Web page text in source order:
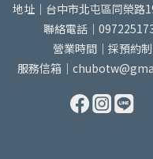
地址｜台中市北屯區同榮路
聯絡電話｜
營業時間｜採預約制
服務信箱｜